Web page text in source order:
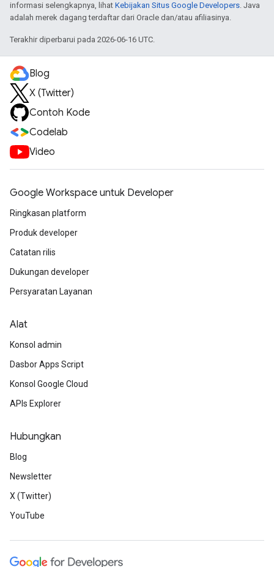
informasi selengkapnya, lihat Kebijakan Situs Google Developers. Java
adalah merek dagang terdaftar dari Oracle dan/atau afiliasinya.
Terakhir diperbarui pada 2026-06-16 UTC.
Blog
X (Twitter)
Contoh Kode
Codelab
Video
Google Workspace untuk Developer
Ringkasan platform
Produk developer
Catatan rilis
Dukungan developer
Persyaratan Layanan
Alat
Konsol admin
Dasbor Apps Script
Konsol Google Cloud
APIs Explorer
Hubungkan
Blog
Newsletter
X (Twitter)
YouTube